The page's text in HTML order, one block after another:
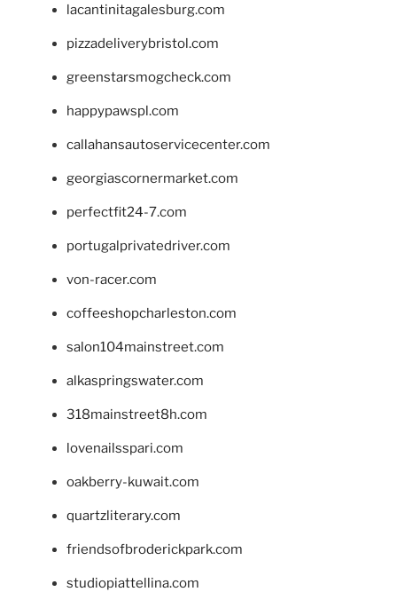
lacantinitagalesburg.com
pizzadeliverybristol.com
greenstarsmogcheck.com
happypawspl.com
callahansautoservicecenter.com
georgiascornermarket.com
perfectfit24-7.com
portugalprivatedriver.com
von-racer.com
coffeeshopcharleston.com
salon104mainstreet.com
alkaspringswater.com
318mainstreet8h.com
lovenailsspari.com
oakberry-kuwait.com
quartzliterary.com
friendsofbroderickpark.com
studiopiattellina.com